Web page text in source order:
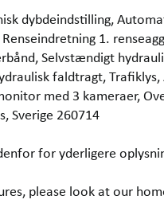
dybdeindstilling,
1.
Selvstændigt
faldtragt,
med 3 kameraer,
Sverige 260714
for yderligere
please look at our